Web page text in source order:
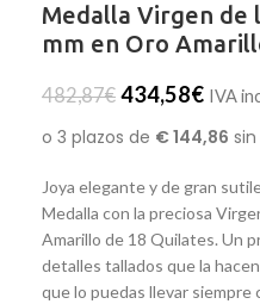
Medalla Virgen de
mm en Oro
482,87€ 434,58€ IVA
Joya elegante y de gran
Medalla con la preciosa
Amarillo de 18 Quilates. Un
detalles tallados que la
que lo puedas llevar